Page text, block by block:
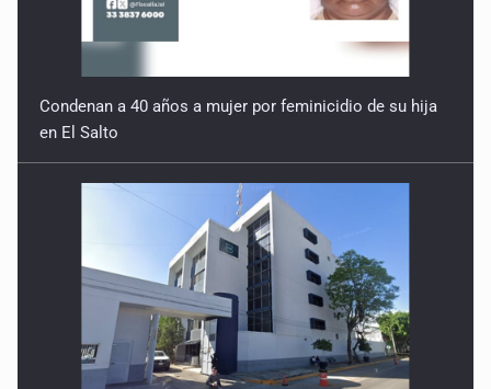
Condenan a 40 años a mujer por feminicidio de su hija
en El Salto